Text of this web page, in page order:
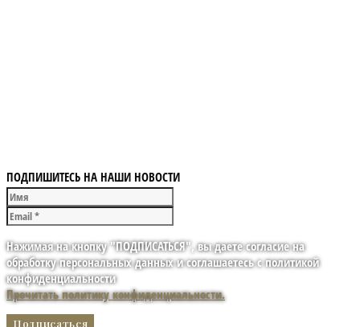
ПОДПИШИТЕСЬ НА НАШИ НОВОСТИ
Нажимая на кнопку "ПОДПИСАТЬСЯ", вы даете согласие на
обработку персональных данных и соглашаетесь с политикой
конфиденциальности
Прочитать политику конфиденциальности.